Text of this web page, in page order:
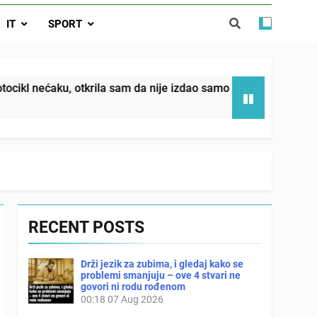
nije izdao samo našu kćer, nego je
sin već sutradan oženio ljubavnicom,
i da iza bolničkog stakla već čekaju
IT SPORT
sam da nije izdao samo našu kćer, nego je svojim
RECENT POSTS
Drži jezik za zubima, i gledaj kako se
problemi smanjuju – ove 4 stvari ne
govori ni rodu rođenom
00:18 07 Aug 2026